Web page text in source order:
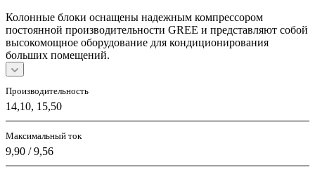
Колонные блоки оснащены надежным компрессором
постоянной производительности GREE и представляют собой
высокомощное оборудование для кондиционирования
больших помещений.
Производительность
14,10, 15,50
Максимальный ток
9,90 / 9,56